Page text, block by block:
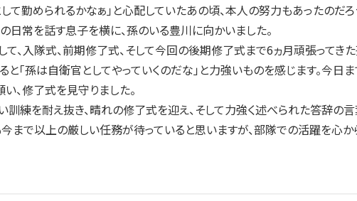
て勤められるかなぁ」と心配していたあの頃、本人の努力もあったのだ
日常を話す息子を横に、孫のいる豊川に向かいました。
、入隊式、前期修了式、そして今回の後期修了式まで6ヵ月頑張ってき
と「孫は自衛官としてやっていくのだな」と力強いものを感じます。今
、修了式を見守りました。
訓練を耐え抜き、晴れの修了式を迎え、そして力強く述べられた答辞の
まで以上の厳しい任務が待っていると思いますが、部隊での活躍を心か